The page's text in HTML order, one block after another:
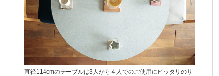
直径114cmのテーブルは3人から４人でのご使用にピッタリのサ